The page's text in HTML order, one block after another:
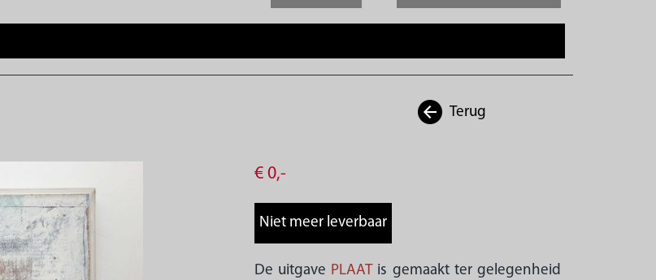
Terug
€ 0,-
De uitgave PLAATis gemaakt ter gelegenheid